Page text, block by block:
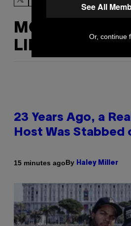
MORE
LIKE THIS
23 Years Ago, a
Host Was Stabbed
15 minutes agoBy Haley Miller
See All
Or, continue